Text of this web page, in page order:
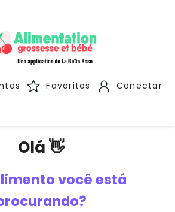
Favoritos Conectar
Olá 👋
você está